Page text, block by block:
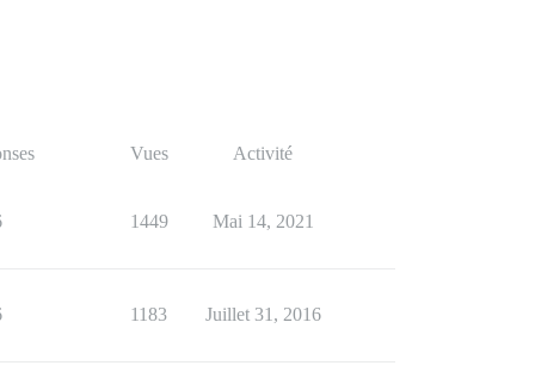
Vues Activité
1449 Mai 14, 2021
1183 Juillet 31, 2016